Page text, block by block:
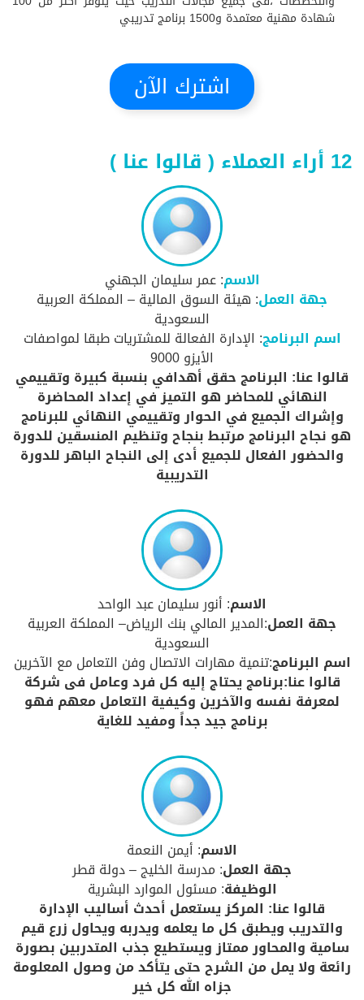
شهادة مهنية معتمدة و1500 برنامج تدريبي
اشترك الآن
12 أراء العملاء ( قالوا عنا )
الاسم: عمر سليمان الجهني
جهة العمل: هيئة السوق المالية – المملكة العربية
السعودية
اسم البرنامج: الإدارة الفعالة للمشتريات طبقا لمواصفات
الأيزو 9000
قالوا عنا: البرنامج حقق أهدافي بنسبة كبيرة وتقييمي
النهائي للمحاضر هو التميز في إعداد المحاضرة
وإشراك الجميع في الحوار وتقييمي النهائي للبرنامج
هو نجاح البرنامج مرتبط بنجاح وتنظيم المنسقين للدورة
والحضور الفعال للجميع أدى إلى النجاح الباهر للدورة
التدريبية
الاسم: أنور سليمان عبد الواحد
جهة العمل:المدير المالي بنك الرياض– المملكة العربية
السعودية
اسم البرنامج:تنمية مهارات الاتصال وفن التعامل مع الآخرين
قالوا عنا:برنامج يحتاج إليه كل فرد وعامل فى شركة
لمعرفة نفسه والآخرين وكيفية التعامل معهم فهو
برنامج جيد جداً ومفيد للغاية
الاسم: أيمن النعمة
جهة العمل: مدرسة الخليج – دولة قطر
الوظيفة: مسئول الموارد البشرية
قالوا عنا: المركز يستعمل أحدث أساليب الإدارة
والتدريب ويطبق كل ما يعلمه ويدربه ويحاول زرع قيم
سامية والمحاور ممتاز ويستطيع جذب المتدربين بصورة
رائعة ولا يمل من الشرح حتى يتأكد من وصول المعلومة
جزاه الله كل خير